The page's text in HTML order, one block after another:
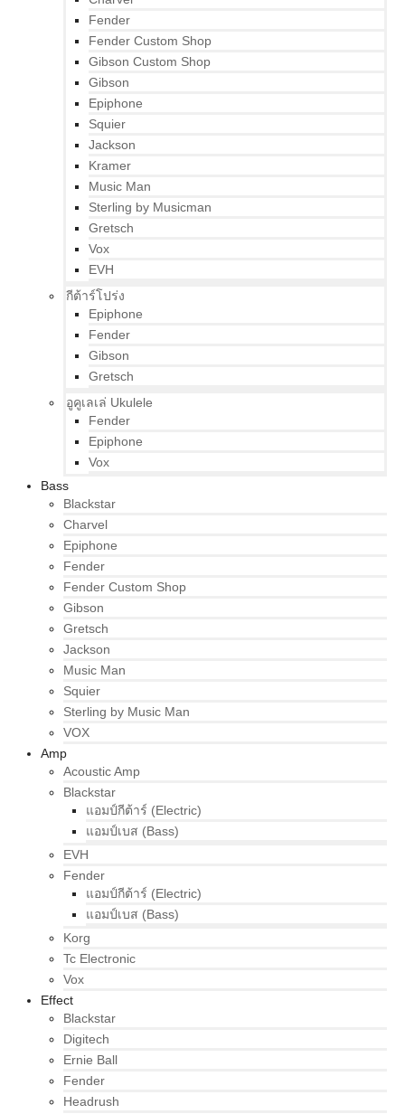
Fender
Fender Custom Shop
Gibson Custom Shop
Gibson
Epiphone
Squier
Jackson
Kramer
Music Man
Sterling by Musicman
Gretsch
Vox
EVH
กีต้าร์โปร่ง
Epiphone
Fender
Gibson
Gretsch
อูคูเลเล่ Ukulele
Fender
Epiphone
Vox
Bass
Blackstar
Charvel
Epiphone
Fender
Fender Custom Shop
Gibson
Gretsch
Jackson
Music Man
Squier
Sterling by Music Man
VOX
Amp
Acoustic Amp
Blackstar
แอมป์กีต้าร์ (Electric)
แอมป์เบส (Bass)
EVH
Fender
แอมป์กีต้าร์ (Electric)
แอมป์เบส (Bass)
Korg
Tc Electronic
Vox
Effect
Blackstar
Digitech
Ernie Ball
Fender
Headrush